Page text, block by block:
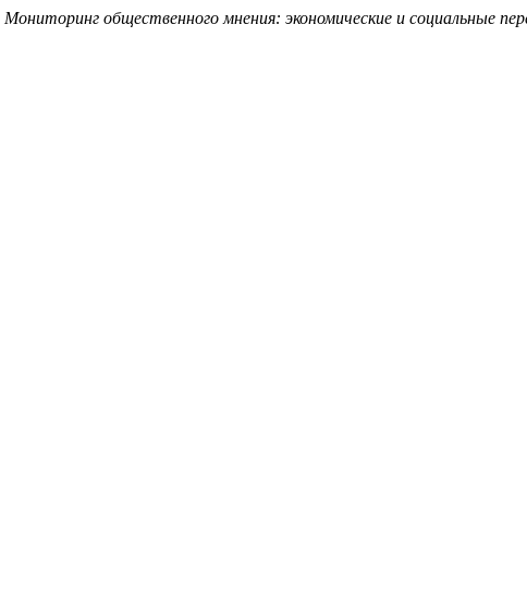
Мониторинг общественного мнения: экономические и социальные